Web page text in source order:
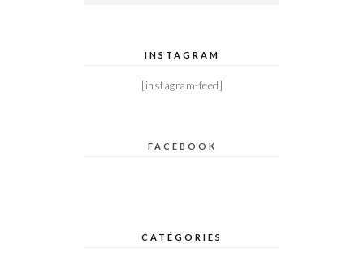
INSTAGRAM
[instagram-feed]
FACEBOOK
CATÉGORIES